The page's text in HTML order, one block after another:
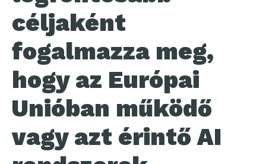
céljaként
fogalmazza meg,
hogy az Európai
Unióban működő
vagy azt érintő AI